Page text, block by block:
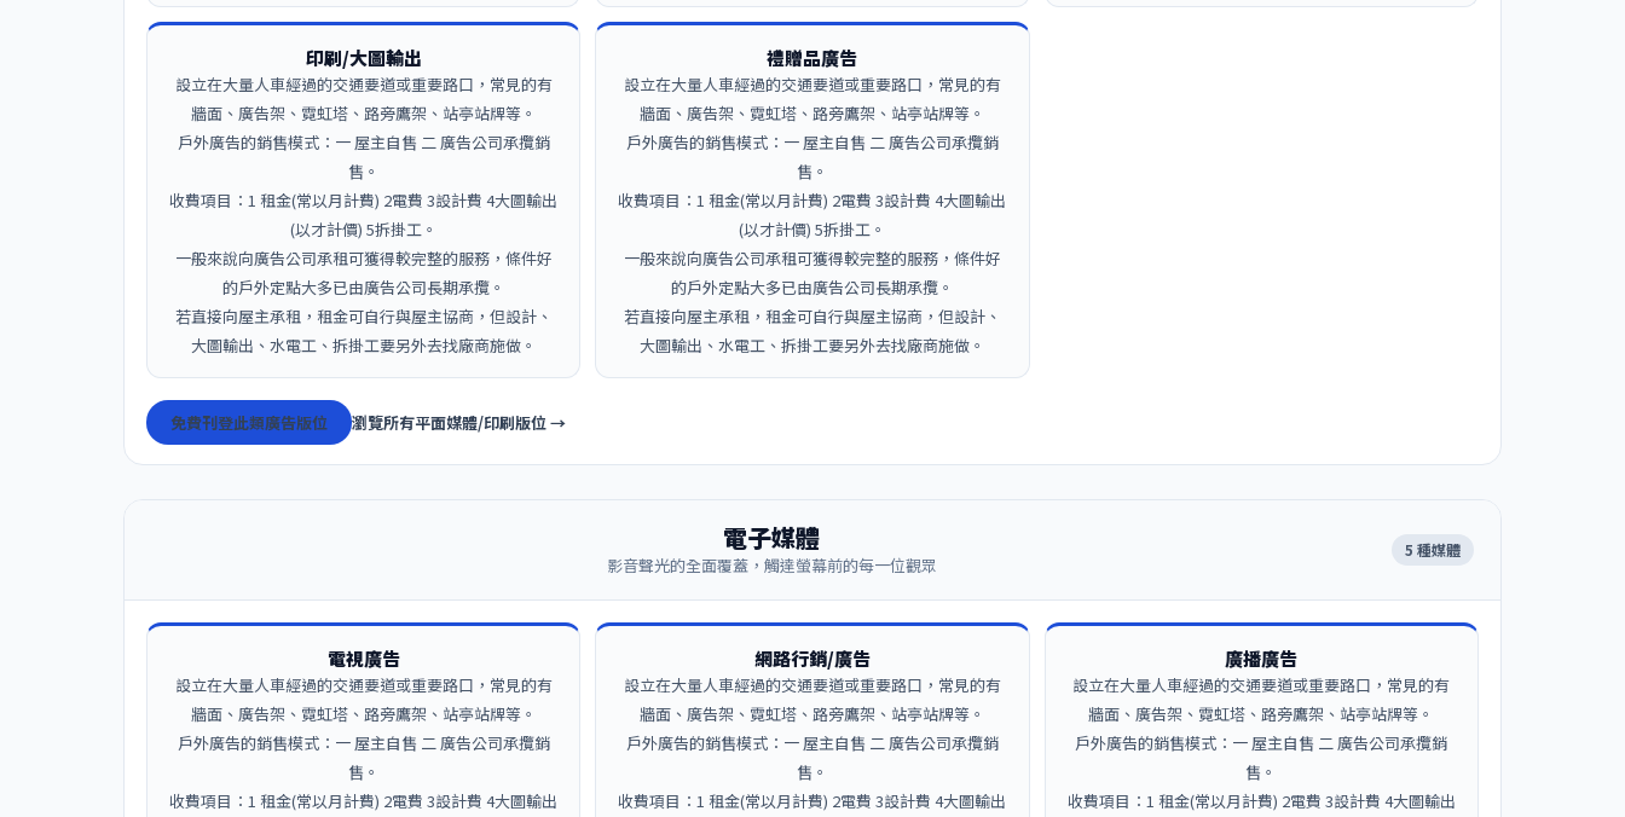
印刷/大圖輸出
設立在大量人車經過的交通要道或重要路口，常見的有
牆面、廣告架、霓虹塔、路旁鷹架、站亭站牌等。
戶外廣告的銷售模式：一 屋主自售 二 廣告公司承攬銷
售。
收費項目：1 租金(常以月計費) 2電費 3設計費 4大圖輸出
(以才計價) 5拆掛工。
一般來說向廣告公司承租可獲得較完整的服務，條件好
的戶外定點大多已由廣告公司長期承攬。
若直接向屋主承租，租金可自行與屋主協商，但設計、
大圖輸出、水電工、拆掛工要另外去找廠商施做。
禮贈品廣告
設立在大量人車經過的交通要道或重要路口，常見的有
牆面、廣告架、霓虹塔、路旁鷹架、站亭站牌等。
戶外廣告的銷售模式：一 屋主自售 二 廣告公司承攬銷
售。
收費項目：1 租金(常以月計費) 2電費 3設計費 4大圖輸出
(以才計價) 5拆掛工。
一般來說向廣告公司承租可獲得較完整的服務，條件好
的戶外定點大多已由廣告公司長期承攬。
若直接向屋主承租，租金可自行與屋主協商，但設計、
大圖輸出、水電工、拆掛工要另外去找廠商施做。
免費刊登此類廣告版位 瀏覽所有平面媒體/印刷版位 →
電子媒體
影音聲光的全面覆蓋，觸達螢幕前的每一位觀眾
5 種媒體
電視廣告
設立在大量人車經過的交通要道或重要路口，常見的有
牆面、廣告架、霓虹塔、路旁鷹架、站亭站牌等。
戶外廣告的銷售模式：一 屋主自售 二 廣告公司承攬銷
售。
收費項目：1 租金(常以月計費) 2電費 3設計費 4大圖輸出
網路行銷/廣告
設立在大量人車經過的交通要道或重要路口，常見的有
牆面、廣告架、霓虹塔、路旁鷹架、站亭站牌等。
戶外廣告的銷售模式：一 屋主自售 二 廣告公司承攬銷
售。
收費項目：1 租金(常以月計費) 2電費 3設計費 4大圖輸出
廣播廣告
設立在大量人車經過的交通要道或重要路口，常見的有
牆面、廣告架、霓虹塔、路旁鷹架、站亭站牌等。
戶外廣告的銷售模式：一 屋主自售 二 廣告公司承攬銷
售。
收費項目：1 租金(常以月計費) 2電費 3設計費 4大圖輸出